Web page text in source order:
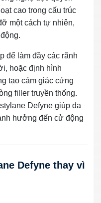
cao trong cấu trúc
một cách tự nhiên,
để làm đầy các rãnh
hoặc định hình
tạo cảm giác cứng
filler truyền thống.
Defyne giúp da
hưởng đến cử động
Defyne thay vì